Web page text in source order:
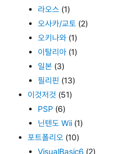
라오스 (1)
오사카/교토 (2)
오키나와 (1)
이탈리아 (1)
일본 (3)
필리핀 (13)
이것저것 (51)
PSP (6)
닌텐도 Wii (1)
포트폴리오 (10)
VisualBasic6 (2)